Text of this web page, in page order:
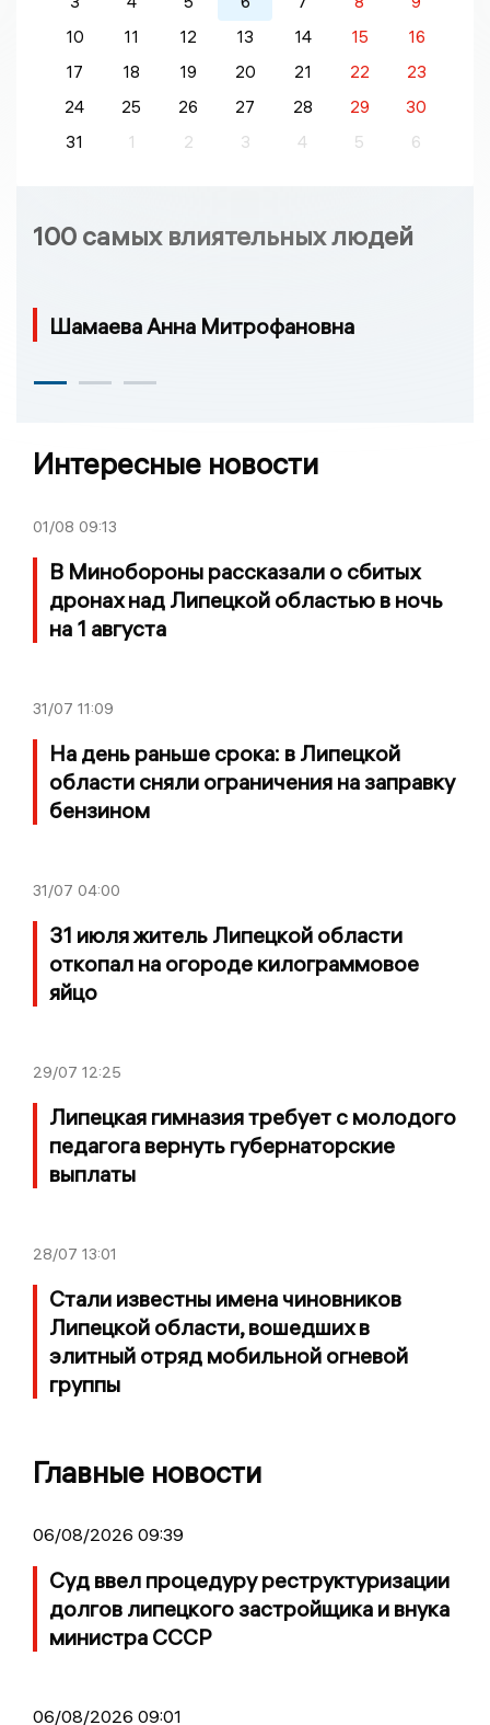
10
11 12 13 14 15
16
17
18 19 20 21 22
23
24
25 26 27 28 29
30
31
1 2 3 4 5 6
100 самых влиятельных людей
Шамаева Анна Митрофановна
Интересные новости
01/08 09:13
В Минобороны рассказали о сбитых
дронах над Липецкой областью в ночь
на 1 августа
31/07 11:09
На день раньше срока: в Липецкой
области сняли ограничения на заправку
бензином
31/07 04:00
31 июля житель Липецкой области
откопал на огороде килограммовое
яйцо
29/07 12:25
Липецкая гимназия требует с молодого
педагога вернуть губернаторские
выплаты
28/07 13:01
Стали известны имена чиновников
Липецкой области, вошедших в
элитный отряд мобильной огневой
группы
Главные новости
06/08/2026 09:39
Суд ввел процедуру реструктуризации
долгов липецкого застройщика и внука
министра СССР
06/08/2026 09:01